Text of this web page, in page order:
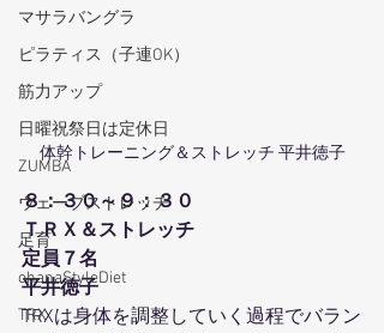
マサラバングラ
ピラティス（子連OK）
筋力アップ
日曜祝祭日は定休日
ZUMBA
ウェーブストレッチ
足育
ohanaStyleDiet
TRX
体幹トレーニング＆ストレッチ 平井徳子
８：３０～９：３０
ＴＲＸ＆ストレッチ
定員７名
平井徳子
TRXは身体を調整していく過程でバラン